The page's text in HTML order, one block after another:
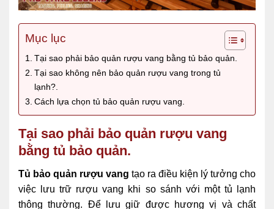
Mục lục
Tại sao phải bảo quản rượu vang bằng tủ bảo quản.
Tại sao không nên bảo quản rượu vang trong tủ
lạnh?.
Cách lựa chọn tủ bảo quản rượu vang.
Tại sao phải bảo quản rượu vang
bằng tủ bảo quản.
Tủ bảo quản rượu vang tạo ra điều kiện lý tưởng cho
việc lưu trữ rượu vang khi so sánh với một tủ lạnh
thông thường. Để lưu giữ được hương vị và chất